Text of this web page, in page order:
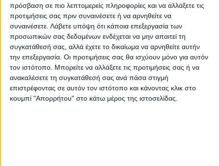
πρόσβαση σε πιο λεπτομερείς πληροφορίες και να αλλάξετε τις
προτιμήσεις σας πριν συναινέσετε ή να αρνηθείτε να
συναινέσετε. Λάβετε υπόψη ότι κάποια επεξεργασία των
προσωπικών σας δεδομένων ενδέχεται να μην απαιτεί τη
συγκατάθεσή σας, αλλά έχετε το δικαίωμα να αρνηθείτε αυτήν
την επεξεργασία. Οι προτιμήσεις σας θα ισχύουν μόνο για αυτόν
τον ιστότοπο. Μπορείτε να αλλάξετε τις προτιμήσεις σας ή να
ανακαλέσετε τη συγκατάθεσή σας ανά πάσα στιγμή
επιστρέφοντας σε αυτόν τον ιστότοπο και κάνοντας κλικ στο
κουμπί "Απορρήτου" στο κάτω μέρος της ιστοσελίδας.